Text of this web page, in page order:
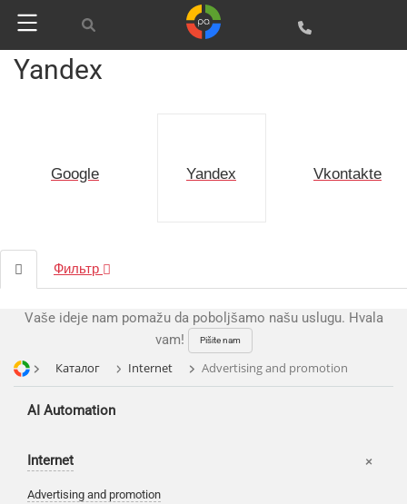
Yandex
Google Yandex Vkontakte
Фильтр
Vaše ideje nam pomažu da poboljšamo našu uslugu. Hvala
vam!
Pišite nam
Каталог Internet Advertising and promotion
AI Automation
Internet
Advertising and promotion